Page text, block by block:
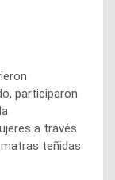
participaron
a través
teñidas